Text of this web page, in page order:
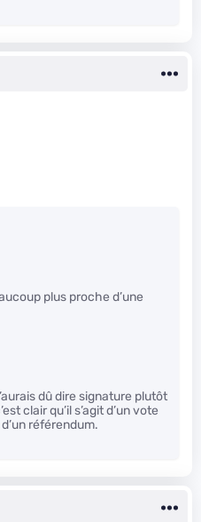
plus proche d’une
dû dire signature plutôt
clair qu’il s’agit d’un vote
référendum.